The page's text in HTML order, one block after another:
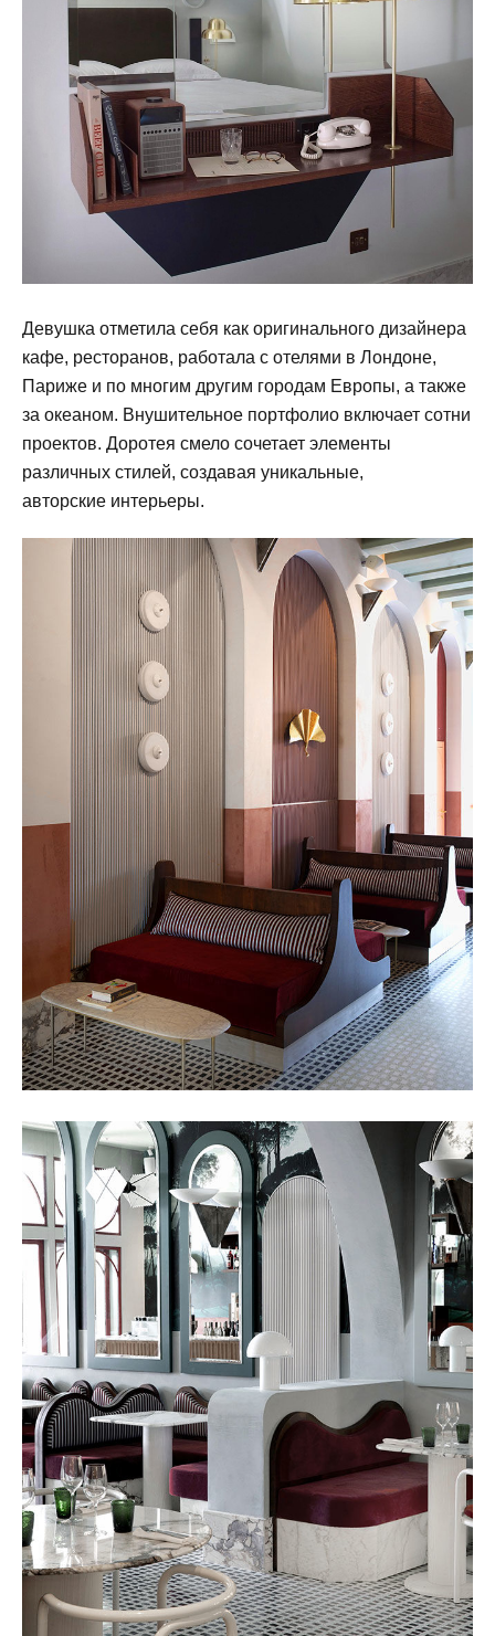
Девушка отметила себя как оригинального дизайнера
кафе, ресторанов, работала с отелями в Лондоне,
Париже и по многим другим городам Европы, а также
за океаном. Внушительное портфолио включает сотни
проектов. Доротея смело сочетает элементы
различных стилей, создавая уникальные,
авторские интерьеры.